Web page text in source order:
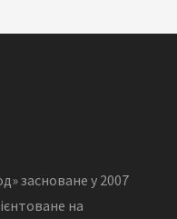
засноване у 2007
на